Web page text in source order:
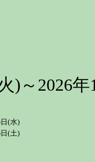
)～2026
(水)
(土)